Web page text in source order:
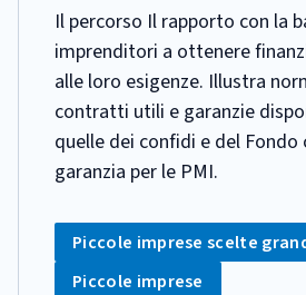
Il percorso Il rapporto con la
imprenditori a ottenere
alle loro esigenze. Illustra
contratti utili e garanzie
quelle dei confidi e del Fondo
garanzia per le PMI.
CATEGORIA:
Tag:
Piccole imprese scelte
Tag:
Piccole imprese